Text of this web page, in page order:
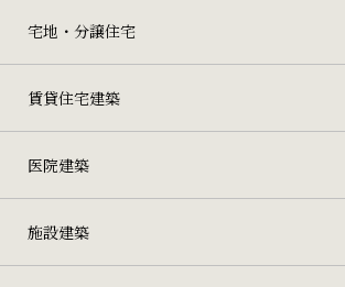
宅地・分譲住宅
賃貸住宅建築
医院建築
施設建築